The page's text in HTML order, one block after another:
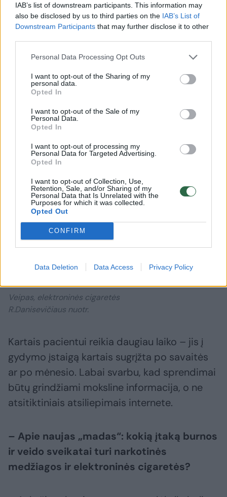
IAB’s list of downstream participants. This information may
also be disclosed by us to third parties on the IAB’s List of
Downstream Participants that may further disclose it to other
Personal Data Processing Opt Outs
I want to opt-out of the Sharing of my
personal data.
Opted In
I want to opt-out of the Sale of my
Personal Data.
Opted In
I want to opt-out of processing my
Personal Data for Targeted Advertising.
Opted In
I want to opt-out of Collection, Use,
Retention, Sale, and/or Sharing of my
Personal Data that Is Unrelated with the
Purposes for which it was collected.
Opted Out
CONFIRM
Data Deletion Data Access Privacy Policy
– Su pacientais visada kalbu labai atvirai. Aš
pirmiausia nupiešiu blogiausią galimą
scenarijų, paaiškinu galimas rizikas, o tada –
geriausią. Pacientas turi žinoti, kas jo gali
laukti. Psichologinė būsena yra labai svarbi,
net veido mimika turi įtakos randų
svarbus.
Daugiau nuotraukų (2)
Veipas, elektroninės cigaretės
R.Danisevičiaus nuotr.
Kartais pacientui reikia daugiau laiko – jis į
gydymo įstaigą kartais sugrįžta po savaitės
ar po mėnesio. Labai svarbu, kad sprendimai
būtų grindžiami moksline informacija, o ne
atsitiktiniais atsiliepimais internete.
– Apie naujas „madas“: kokią įtaką burnos
ir veido sveikatai turi narkotinės
medžiagos ir elektroninės cigaretės?